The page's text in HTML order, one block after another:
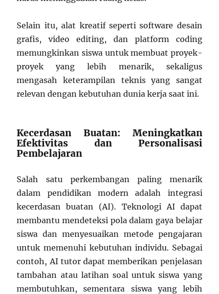
Selain itu, alat kreatif seperti software desain
grafis, video editing, dan platform coding
memungkinkan siswa untuk membuat proyek-
proyek yang lebih menarik, sekaligus
mengasah keterampilan teknis yang sangat
relevan dengan kebutuhan dunia kerja saat ini.
Kecerdasan Buatan: Meningkatkan
Efektivitas dan Personalisasi
Pembelajaran
Salah satu perkembangan paling menarik
dalam pendidikan modern adalah integrasi
kecerdasan buatan (AI). Teknologi AI dapat
membantu mendeteksi pola dalam gaya belajar
siswa dan menyesuaikan metode pengajaran
untuk memenuhi kebutuhan individu. Sebagai
contoh, AI tutor dapat memberikan penjelasan
tambahan atau latihan soal untuk siswa yang
membutuhkan, sementara siswa yang lebih